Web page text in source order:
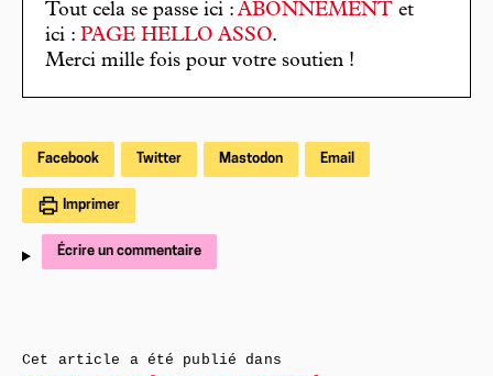
Tout cela se passe ici : ABONNEMENT et
ici : PAGE HELLO ASSO.
Merci mille fois pour votre soutien !
Facebook Twitter Mastodon Email
Imprimer
Écrire un commentaire
Cet article a été publié dans